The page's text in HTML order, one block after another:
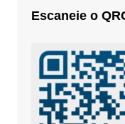
Escaneie o